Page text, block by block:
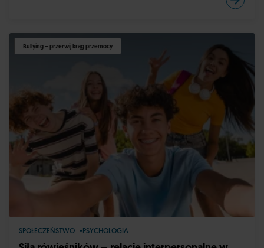
Bullying – przerwij krąg przemocy
SPOŁECZEŃSTWO PSYCHOLOGIA